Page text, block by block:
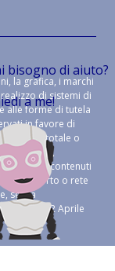
bisogno di aiuto?
a me!
la grafica, i marchi
di sistemi di
alle forme di tutela
in favore di
totale o
dei contenuti
supporto o rete
senza
633 del 22 Aprile